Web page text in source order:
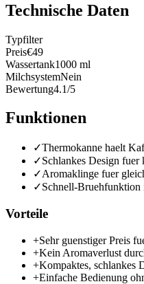
Technische Daten
Typfilter
Preis€49
Wassertank1000 ml
MilchsystemNein
Bewertung4.1/5
Funktionen
✓Thermokanne haelt
✓Schlankes Design fuer
✓Aromaklinge fuer
✓Schnell-Bruehfunktion
Vorteile
+Sehr guenstiger Preis
+Kein Aromaverlust
+Kompaktes, schlankes
+Einfache Bedienung